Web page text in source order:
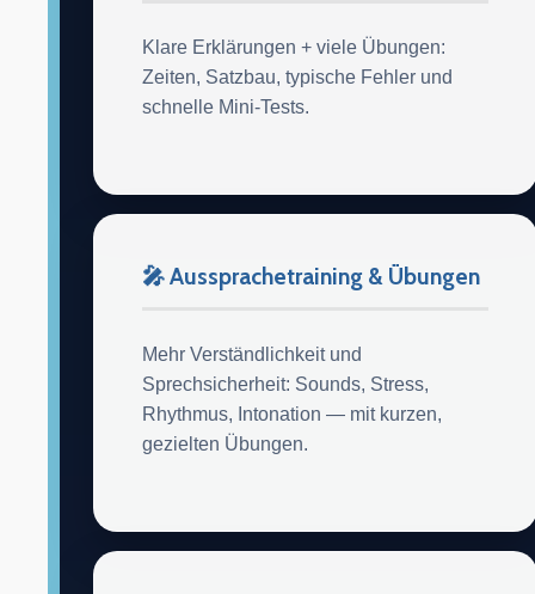
Klare Erklärungen + viele Übungen:
Zeiten, Satzbau, typische Fehler und
schnelle Mini-Tests.
🎤 Aussprachetraining & Übungen
Mehr Verständlichkeit und
Sprechsicherheit: Sounds, Stress,
Rhythmus, Intonation — mit kurzen,
gezielten Übungen.